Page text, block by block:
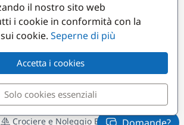
Crociere e Noleggio Barche dal 2008
il nostro sito web
i cookie in conformità con la
cookie. Seperne di più
Accetta i cookies
Solo cookies essenziali